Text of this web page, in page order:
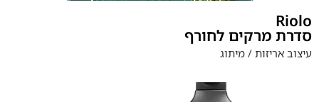
Riolo
סדרת מרקים לחורף
עיצוב אריזות / מיתוג